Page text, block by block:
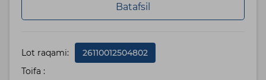
Batafsil
Lot raqami:
26110012504802
Toifa :